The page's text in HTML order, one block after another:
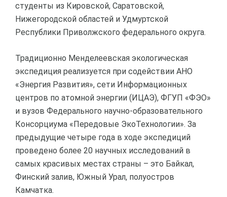
студенты из Кировской, Саратовской,
Нижегородской областей и Удмуртской
Республики Приволжского федерального округа.
Традиционно Менделеевская экологическая
экспедиция реализуется при содействии АНО
«Энергия Развития», сети Информационных
центров по атомной энергии (ИЦАЭ), ФГУП «ФЭО»
и вузов Федерального научно-образовательного
Консорциума «Передовые ЭкоТехнологии». За
предыдущие четыре года в ходе экспедиций
проведено более 20 научных исследований в
самых красивых местах страны – это Байкал,
Финский залив, Южный Урал, полуостров
Камчатка.